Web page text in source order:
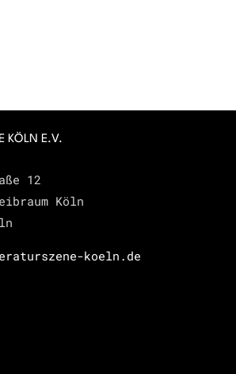
KÖLN E.V.
12
Köln
koeln.de